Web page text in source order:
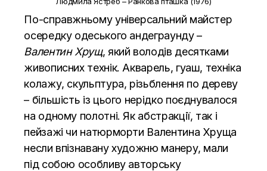
По-справжньому універсальний майстер
осередку одеського андеграунду –
Валентин Хрущ, який володів десятками
живописних технік. Акварель, гуаш, техніка
колажу, скульптура, різьблення по дереву
– більшість із цього нерідко поєднувалося
на одному полотні. Як абстракції, так і
пейзажі чи натюрморти Валентина Хруща
несли впізнавану художню манеру, мали
під собою особливу авторську